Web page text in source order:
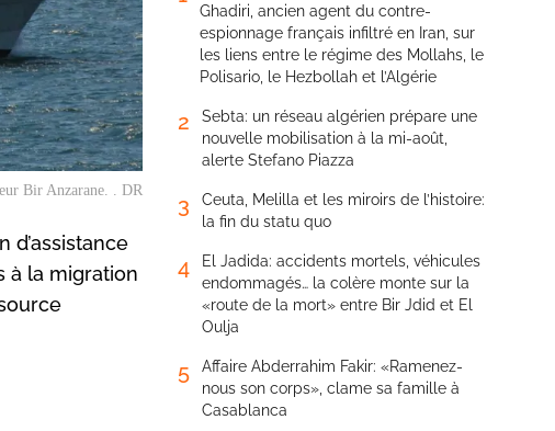
Bir Anzarane. . DR
d’assistance
à la migration
Ghadiri, ancien agent du contre-
espionnage français infiltré en Iran, sur
les liens entre le régime des Mollahs, le
Polisario, le Hezbollah et l’Algérie
2
Sebta: un réseau algérien prépare une
nouvelle mobilisation à la mi-août,
alerte Stefano Piazza
3
Ceuta, Melilla et les miroirs de l’histoire:
la fin du statu quo
4
El Jadida: accidents mortels, véhicules
endommagés… la colère monte sur la
«route de la mort» entre Bir Jdid et El
Oulja
5
Affaire Abderrahim Fakir: «Ramenez-
nous son corps», clame sa famille à
Casablanca